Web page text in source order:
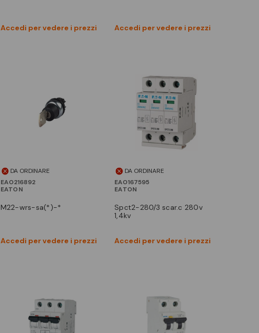
Accedi per vedere i prezzi
Confronta
Accedi per vedere i prezzi
Confronta
DA ORDINARE
EAO216892
EATON
m22-wrs-sa(*)-*
Accedi per vedere i prezzi
Confronta
DA ORDINARE
EAO167595
EATON
spct2-280/3 scar.c 280v
1,4kv
Accedi per vedere i prezzi
Confronta